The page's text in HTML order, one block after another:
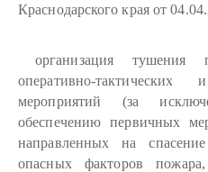
Краснодарского края от
организация тушения
оперативно-тактических
мероприятий (за
обеспечению первичных
направленных на
опасных факторов